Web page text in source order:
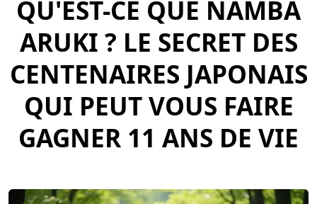
QU'EST-CE QUE NAMBA
ARUKI ? LE SECRET DES
CENTENAIRES JAPONAIS
QUI PEUT VOUS FAIRE
GAGNER 11 ANS DE VIE